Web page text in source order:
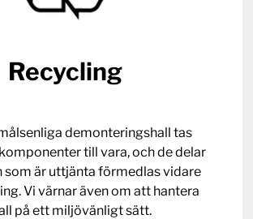
Recycling
demonteringshall tas
till vara, och de delar
som är uttjänta förmedlas vidare
Vi värnar även om att hantera
på ett miljövänligt sätt.